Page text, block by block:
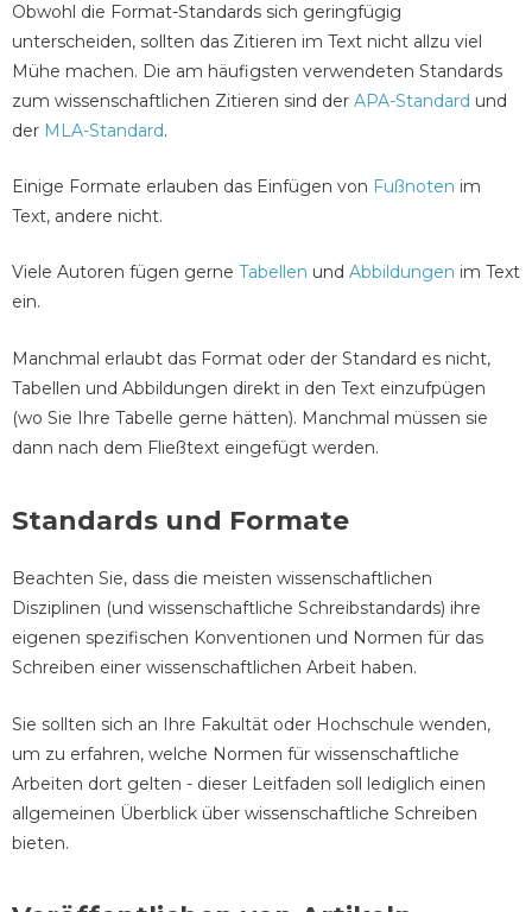
Obwohl die Format-Standards sich geringfügig
unterscheiden, sollten das Zitieren im Text nicht allzu viel
Mühe machen. Die am häufigsten verwendeten Standards
zum wissenschaftlichen Zitieren sind der APA-Standard und
der MLA-Standard.
Einige Formate erlauben das Einfügen von Fußnoten im
Text, andere nicht.
Viele Autoren fügen gerne Tabellen und Abbildungen im Text
ein.
Manchmal erlaubt das Format oder der Standard es nicht,
Tabellen und Abbildungen direkt in den Text einzufpügen
(wo Sie Ihre Tabelle gerne hätten). Manchmal müssen sie
dann nach dem Fließtext eingefügt werden.
Standards und Formate
Beachten Sie, dass die meisten wissenschaftlichen
Disziplinen (und wissenschaftliche Schreibstandards) ihre
eigenen spezifischen Konventionen und Normen für das
Schreiben einer wissenschaftlichen Arbeit haben.
Sie sollten sich an Ihre Fakultät oder Hochschule wenden,
um zu erfahren, welche Normen für wissenschaftliche
Arbeiten dort gelten - dieser Leitfaden soll lediglich einen
allgemeinen Überblick über wissenschaftliche Schreiben
bieten.